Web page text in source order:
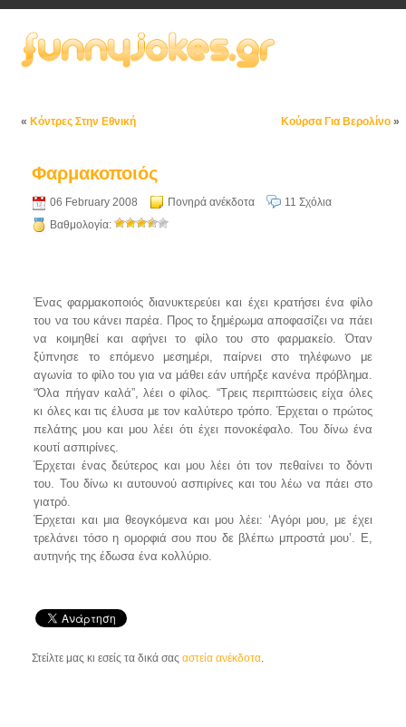
« Κόντρες Στην Εθνική Κούρσα Για Βερολίνο »
Φαρμακοποιός
06 February 2008 Πονηρά ανέκδοτα
11 Σχόλια
Βαθμολογία:
Ένας φαρμακοποιός διανυκτερεύει και έχει κρατήσει ένα φίλο
του να του κάνει παρέα. Προς το ξημέρωμα αποφασίζει να πάει
να κοιμηθεί και αφήνει το φίλο του στο φαρμακείο. Όταν
ξύπνησε το επόμενο μεσημέρι, παίρνει στο τηλέφωνο με
αγωνία το φίλο του για να μάθει εάν υπήρξε κανένα πρόβλημα.
“Όλα πήγαν καλά”, λέει ο φίλος. “Τρεις περιπτώσεις είχα όλες
κι όλες και τις έλυσα με τον καλύτερο τρόπο. Έρχεται ο πρώτος
πελάτης μου και μου λέει ότι έχει πονοκέφαλο. Του δίνω ένα
κουτί ασπιρίνες.
Έρχεται ένας δεύτερος και μου λέει ότι τον πεθαίνει το δόντι
του. Του δίνω κι αυτουνού ασπιρίνες και του λέω να πάει στο
γιατρό.
Έρχεται και μια θεογκόμενα και μου λέει: ‘Αγόρι μου, με έχει
τρελάνει τόσο η ομορφιά σου που δε βλέπω μπροστά μου’. Ε,
αυτηνής της έδωσα ένα κολλύριο.
Στείλτε μας κι εσείς τα δικά σαςαστεία ανέκδοτα.